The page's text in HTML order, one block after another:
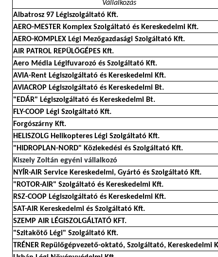
Vállalkozás
Albatrosz 97 Légiszolgáltató Kft.
AERO-MESTER Komplex Szolgáltató és Kereskedelmi Kft.
AERO-KOMPLEX Légi Mezőgazdasági Szolgáltató Kft.
AIR PATROL REPÜLŐGÉPES Kft.
Aero Média Légifuvarozó és Szolgáltató Kft.
AVIA-Rent Légiszolgáltató és Kereskedelmi Kft.
AVIACROP Légiszolgáltató és Kereskedelmi Bt.
"EDÁR" Légiszolgáltató és Kereskedelmi Bt.
FLY-COOP Légi Szolgáltató Kft.
Forgószárny Kft.
HELISZOLG Helikopteres Légi Szolgáltató Kft.
"HIDROPLAN-NORD" Közlekedési és Szolgáltató Kft.
Kiszely Zoltán egyéni vállalkozó
NYÍR-AIR Service Kereskedelmi, Gyártó és Szolgáltató Kft.
"ROTOR-AIR" Szolgáltató és Kereskedelmi Kft.
RSZ-COOP Légiszolgáltató és Kereskedelmi Kft.
SAT-AIR Kereskedelmi és Szolgáltató Kft.
SZEMP AIR LÉGISZOLGÁLTATÓ KFT.
"Szitakötő Légi" Szolgáltató Kft.
TRÉNER Repülőgépvezető-oktató, Szolgáltató, Kereskedelmi